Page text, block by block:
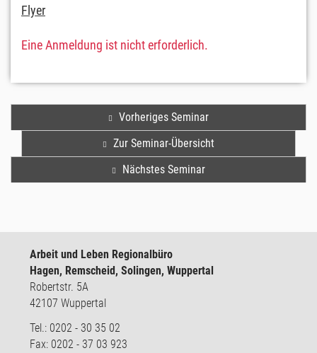
Flyer
Eine Anmeldung ist nicht erforderlich.
Vorheriges Seminar
Zur Seminar-Übersicht
Nächstes Seminar
Arbeit und Leben Regionalbüro
Hagen, Remscheid, Solingen, Wuppertal
Robertstr. 5A
42107 Wuppertal
Tel.: 0202 - 30 35 02
Fax: 0202 - 37 03 923